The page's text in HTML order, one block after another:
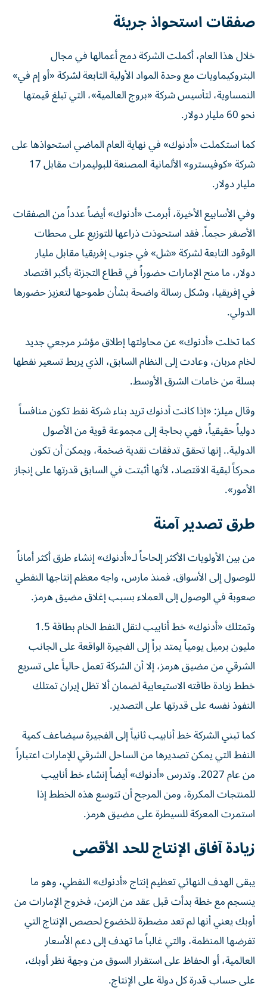
صفقات استحواذ جريئة
خلال هذا العام، أكملت الشركة دمج أعمالها في مجال
البتروكيماويات مع وحدة المواد الأولية التابعة لشركة «أو إم في»
النمساوية، لتأسيس شركة «بروج العالمية»، التي تبلغ قيمتها
نحو 60 مليار دولار.
كما استكملت «أدنوك» في نهاية العام الماضي استحواذها على
شركة «كوفيسترو» الألمانية المصنعة للبوليمرات مقابل 17
مليار دولار.
وفي الأسابيع الأخيرة، أبرمت «أدنوك» أيضاً عدداً من الصفقات
الأصغر حجماً. فقد استحوذت ذراعها للتوزيع على محطات
الوقود التابعة لشركة «شل» في جنوب إفريقيا مقابل مليار
دولار، ما منح الإمارات حضوراً في قطاع التجزئة بأكبر اقتصاد
في إفريقيا، وشكل رسالة واضحة بشأن طموحها لتعزيز حضورها
الدولي.
كما تخلت «أدنوك» عن محاولتها إطلاق مؤشر مرجعي جديد
لخام مربان، وعادت إلى النظام السابق، الذي يربط تسعير نفطها
بسلة من خامات الشرق الأوسط.
وقال ميلز: «إذا كانت أدنوك تريد بناء شركة نفط تكون منافساً
دولياً حقيقياً، فهي بحاجة إلى مجموعة قوية من الأصول
الدولية.. إنها تحقق تدفقات نقدية ضخمة، ويمكن أن تكون
محركاً لبقية الاقتصاد، لأنها أثبتت في السابق قدرتها على إنجاز
الأمور».
طرق تصدير آمنة
من بين الأولويات الأكثر إلحاحاً لـ«أدنوك» إنشاء طرق أكثر أماناً
للوصول إلى الأسواق. فمنذ مارس، واجه معظم إنتاجها النفطي
صعوبة في الوصول إلى العملاء بسبب إغلاق مضيق هرمز.
وتمتلك «أدنوك» خط أنابيب لنقل النفط الخام بطاقة 1.5
مليون برميل يومياً يمتد براً إلى الفجيرة الواقعة على الجانب
الشرقي من مضيق هرمز، إلا أن الشركة تعمل حالياً على تسريع
خطط زيادة طاقته الاستيعابية لضمان ألا تظل إيران تمتلك
النفوذ نفسه على قدرتها على التصدير.
كما تبني الشركة خط أنابيب ثانياً إلى الفجيرة سيضاعف كمية
النفط التي يمكن تصديرها من الساحل الشرقي للإمارات اعتباراً
من عام 2027. وتدرس «أدنوك» أيضاً إنشاء خط أنابيب
للمنتجات المكررة، ومن المرجح أن تتوسع هذه الخطط إذا
استمرت المعركة للسيطرة على مضيق هرمز.
زيادة آفاق الإنتاج للحد الأقصى
يبقى الهدف النهائي تعظيم إنتاج «أدنوك» النفطي، وهو ما
ينسجم مع خطة بدأت قبل عقد من الزمن، فخروج الإمارات من
أوبك يعني أنها لم تعد مضطرة للخضوع لحصص الإنتاج التي
تفرضها المنظمة، والتي غالباً ما تهدف إلى دعم الأسعار
العالمية، أو الحفاظ على استقرار السوق من وجهة نظر أوبك،
على حساب قدرة كل دولة على الإنتاج.